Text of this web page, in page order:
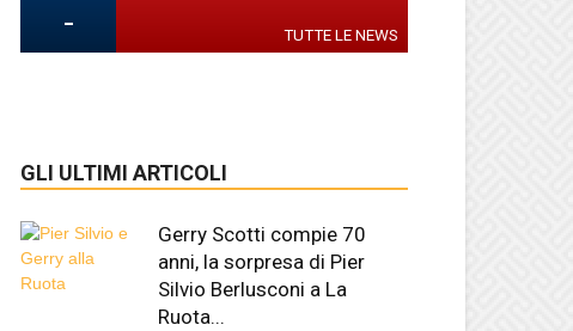
- TUTTE LE NEWS
GLI ULTIMI ARTICOLI
Gerry Scotti compie 70
anni, la sorpresa di Pier
Silvio Berlusconi a La
Ruota...